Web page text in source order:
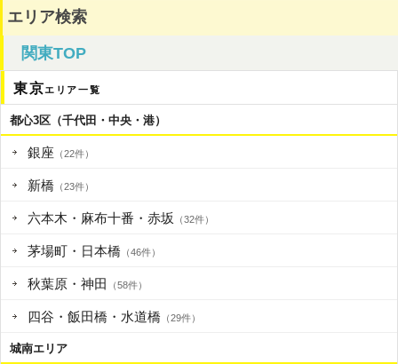
エリア検索
関東TOP
東京エリア一覧
都心3区（千代田・中央・港）
銀座 （22件）
新橋 （23件）
六本木・麻布十番・赤坂 （32件）
茅場町・日本橋 （46件）
秋葉原・神田 （58件）
四谷・飯田橋・水道橋 （29件）
城南エリア